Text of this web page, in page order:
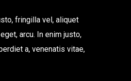
fringilla vel, aliquet
arcu. In enim justo,
a, venenatis vitae,